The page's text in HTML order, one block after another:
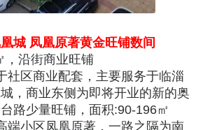
城 凤凰原著黄金旺铺数间
，沿街商业旺铺
社区商业配套，主要服务于临淄
，商业东侧为即将开业的新的奥
路少量旺铺，面积:90-196㎡
端小区凤凰原著，一路之隔为南